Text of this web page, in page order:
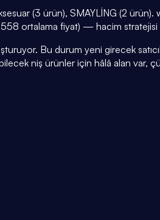
(3 ürün), SMAYLİNG (2
ortalama fiyat) — hacim
Bu durum yeni girecek
niş ürünler için hâlâ alan var,